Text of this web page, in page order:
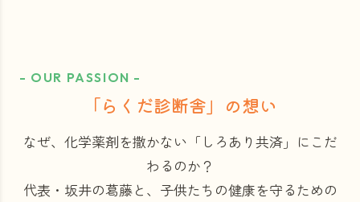
- OUR PASSION -
「らくだ診断舎」の想い
なぜ、化学薬剤を撒かない「しろあり共済」にこだ
わるのか？
代表・坂井の葛藤と、子供たちの健康を守るための